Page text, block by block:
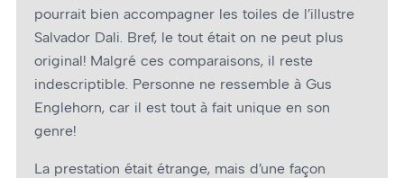
pourrait bien accompagner les toiles de l’illustre
Salvador Dali. Bref, le tout était on ne peut plus
original! Malgré ces comparaisons, il reste
indescriptible. Personne ne ressemble à Gus
Englehorn, car il est tout à fait unique en son
genre!
La prestation était étrange, mais d’une façon